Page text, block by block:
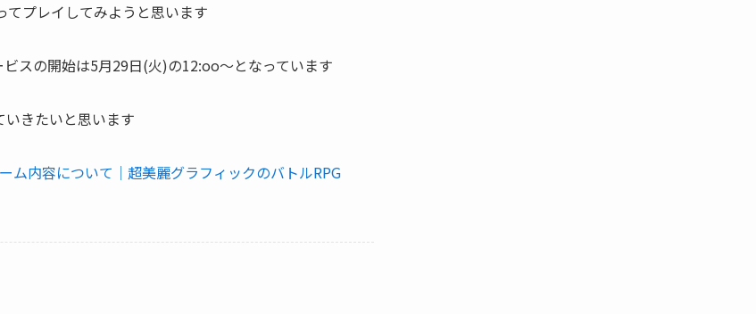
てプレイしてみようと思います
スの開始は5月29日(火)の12:oo〜となっています
きたいと思います
ム内容について｜超美麗グラフィックのバトルRPG